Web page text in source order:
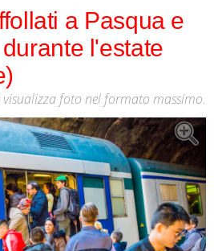
a Pasqua e
l'estate
visualizza foto nel formato massimo.